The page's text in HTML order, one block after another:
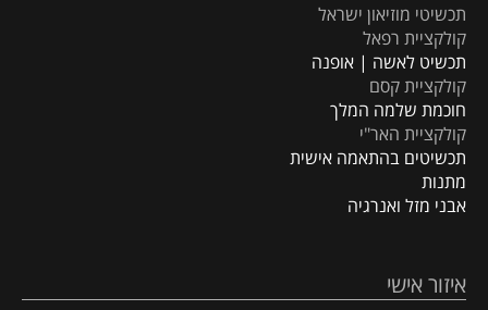
תכשיטי מוזיאון ישראל
קולקציית רפאל
תכשיט לאשה | אופנה
קולקציית קסם
חוכמת שלמה המלך
קולקציית האר"י
תכשיטים בהתאמה אישית
מתנות
אבני מזל ואנרגיה
איזור אישי